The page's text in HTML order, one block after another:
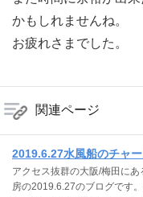
かもしれませんね。
お疲れさまでした。
関連ページ
2019.6.27水風船のチャ
アクセス抜群の大阪/梅田に
房の2019.6.27のブログです